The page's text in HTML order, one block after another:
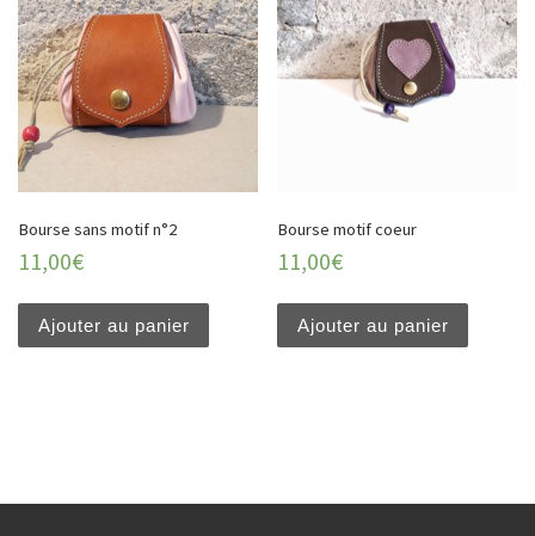
Bourse sans motif n°2
11,00€
Ajouter au panier
Bourse motif coeur
11,00€
Ajouter au panier